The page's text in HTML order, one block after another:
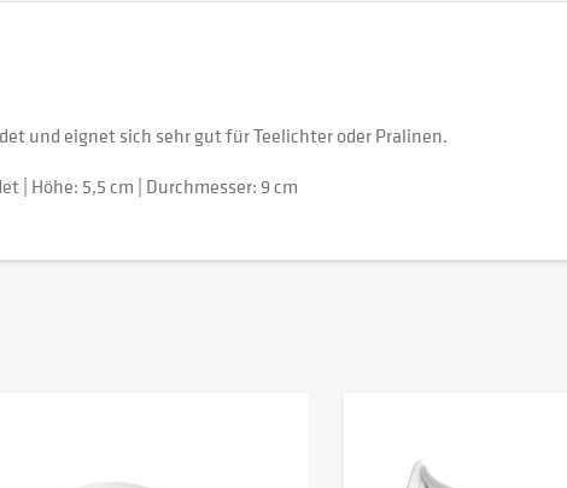
und eignet sich sehr gut für Teelichter oder Pralinen.
| Höhe: 5,5 cm | Durchmesser: 9 cm